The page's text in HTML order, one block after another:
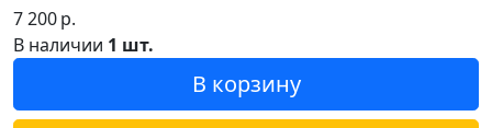
7 200р.
В наличии 1 шт.
В корзину